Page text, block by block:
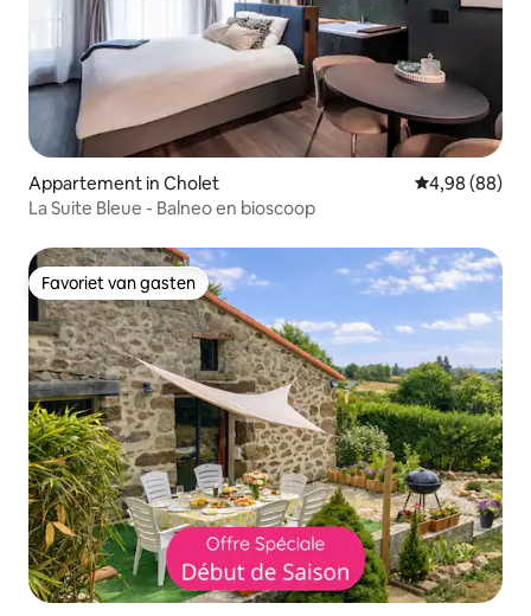
Appartement in Cholet Gemiddelde
4,98 (88)
La Suite Bleue - Balneo en bioscoop
Favoriet van gasten
Favoriet van gasten